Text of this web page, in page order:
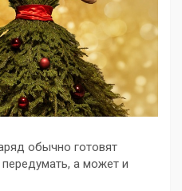
обычно готовят
а может и